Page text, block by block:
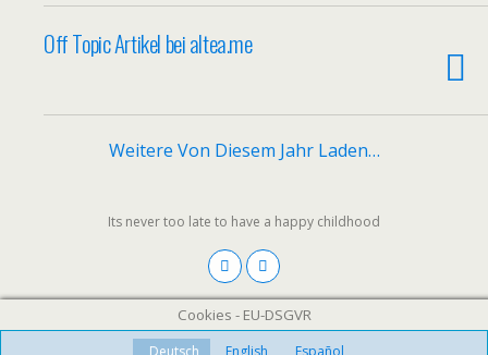
Off Topic Artikel bei altea.me
Weitere Von Diesem Jahr Laden…
Its never too late to have a happy childhood
Cookies - EU-DSGVR
Deutsch English Español